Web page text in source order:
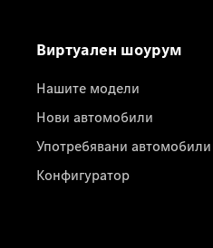
Виртуален шоурум
Нашите модели
Нови автомобили
Употребявани автомобили
Конфигуратор